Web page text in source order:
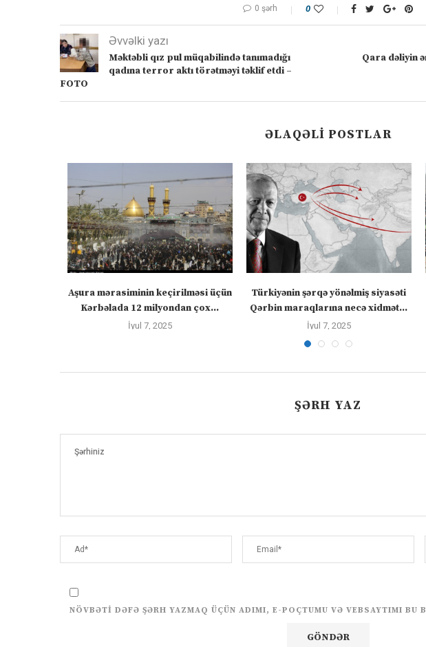
0 şərh 0
Əvvəlki yazı
Məktəbli qız pul müqabilində tanımadığı
qadına terror aktı törətməyi təklif etdi –
FOTO
Qara dəliyin
ƏLAQƏLI POSTLAR
Aşura mərasiminin keçirilməsi üçün
Kərbəlada 12 milyondan çox...
İyul 7, 2025
Türkiyənin şərqə yönəlmiş siyasəti
Qərbin maraqlarına necə xidmət...
İyul 7, 2025
ŞƏRH YAZ
NÖVBƏTI DƏFƏ ŞƏRH YAZMAQ ÜÇÜN ADIMI, E-POÇTUMU VƏ VEBSAYTIMI BU